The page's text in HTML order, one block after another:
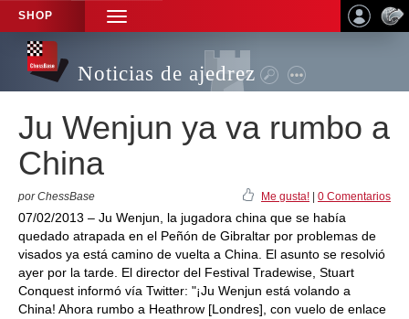
SHOP
TOGGLE
NAVIGATION
Noticias de ajedrez
Ju Wenjun ya va rumbo a
China
por ChessBase Me gusta! 0 Comentarios
07/02/2013 – Ju Wenjun, la jugadora china que se había
quedado atrapada en el Peñón de Gibraltar por problemas de
visados ya está camino de vuelta a China. El asunto se resolvió
ayer por la tarde. El director del Festival Tradewise, Stuart
Conquest informó vía Twitter: "¡Ju Wenjun está volando a
China! Ahora rumbo a Heathrow [Londres], con vuelo de enlace